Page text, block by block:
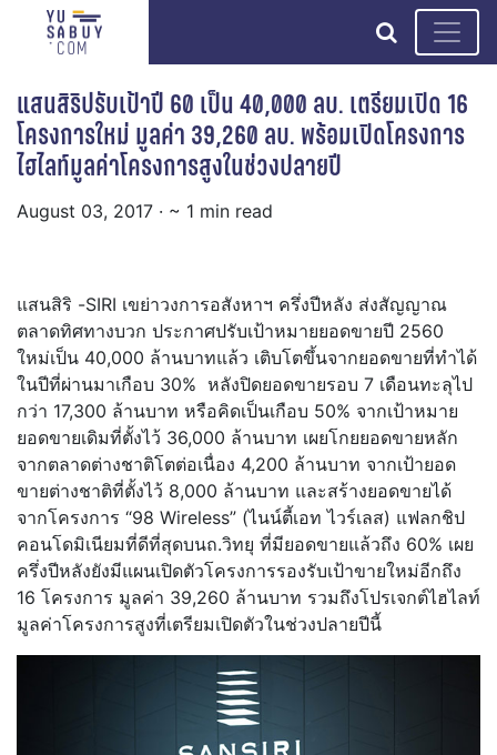
search
แสนสิริปรับเป้าปี 60 เป็น 40,000 ลบ. เตรียมเปิด 16
โครงการใหม่ มูลค่า 39,260 ลบ. พร้อมเปิดโครงการ
ไฮไลท์มูลค่าโครงการสูงในช่วงปลายปี
August 03, 2017 · ~ 1 min read
แสนสิริ -SIRI เขย่าวงการอสังหาฯ ครึ่งปีหลัง ส่งสัญญาณ
ตลาดทิศทางบวก ประกาศปรับเป้าหมายยอดขายปี 2560
ใหม่เป็น 40,000 ล้านบาทแล้ว เติบโตขึ้นจากยอดขายที่ทำได้
ในปีที่ผ่านมาเกือบ 30% หลังปิดยอดขายรอบ 7 เดือนทะลุไป
กว่า 17,300 ล้านบาท หรือคิดเป็นเกือบ 50% จากเป้าหมาย
ยอดขายเดิมที่ตั้งไว้ 36,000 ล้านบาท เผยโกยยอดขายหลัก
จากตลาดต่างชาติโตต่อเนื่อง 4,200 ล้านบาท จากเป้ายอด
ขายต่างชาติที่ตั้งไว้ 8,000 ล้านบาท และสร้างยอดขายได้
จากโครงการ “98 Wireless” (ไนน์ตี้เอท ไวร์เลส) แฟลกชิป
คอนโดมิเนียมที่ดีที่สุดบนถ.วิทยุ ที่มียอดขายแล้วถึง 60% เผย
ครึ่งปีหลังยังมีแผนเปิดตัวโครงการรองรับเป้าขายใหม่อีกถึง
16 โครงการ มูลค่า 39,260 ล้านบาท รวมถึงโปรเจกต์ไฮไลท์
มูลค่าโครงการสูงที่เตรียมเปิดตัวในช่วงปลายปีนี้